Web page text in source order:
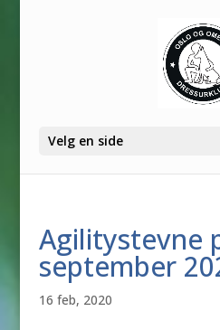
Velg en side
Agilitystevne
september
16 feb, 2020